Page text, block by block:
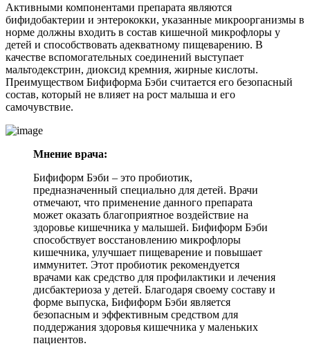
Активными компонентами препарата являются
бифидобактерии и энтерококки, указанные микроорганизмы в
норме должны входить в состав кишечной микрофлоры у
детей и способствовать адекватному пищеварению. В
качестве вспомогательных соединений выступает
мальтодекстрин, диоксид кремния, жирные кислоты.
Преимуществом Бифиформа Бэби считается его безопасный
состав, который не влияет на рост малыша и его
самочувствие.
Мнение врача:
Бифиформ Бэби – это пробиотик,
предназначенный специально для детей. Врачи
отмечают, что применение данного препарата
может оказать благоприятное воздействие на
здоровье кишечника у малышей. Бифиформ Бэби
способствует восстановлению микрофлоры
кишечника, улучшает пищеварение и повышает
иммунитет. Этот пробиотик рекомендуется
врачами как средство для профилактики и лечения
дисбактериоза у детей. Благодаря своему составу и
форме выпуска, Бифиформ Бэби является
безопасным и эффективным средством для
поддержания здоровья кишечника у маленьких
пациентов.